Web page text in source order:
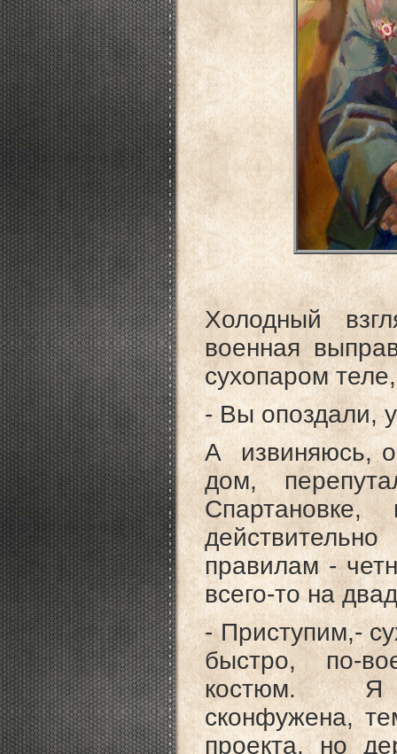
Холодный
военная
сухопаром
- Вы опоздали,
А извиняюсь,
дом,
правилам -
всего-то на
- Приступим,-
быстро, по-
костюм. Я
сконфужена,
проекта, но